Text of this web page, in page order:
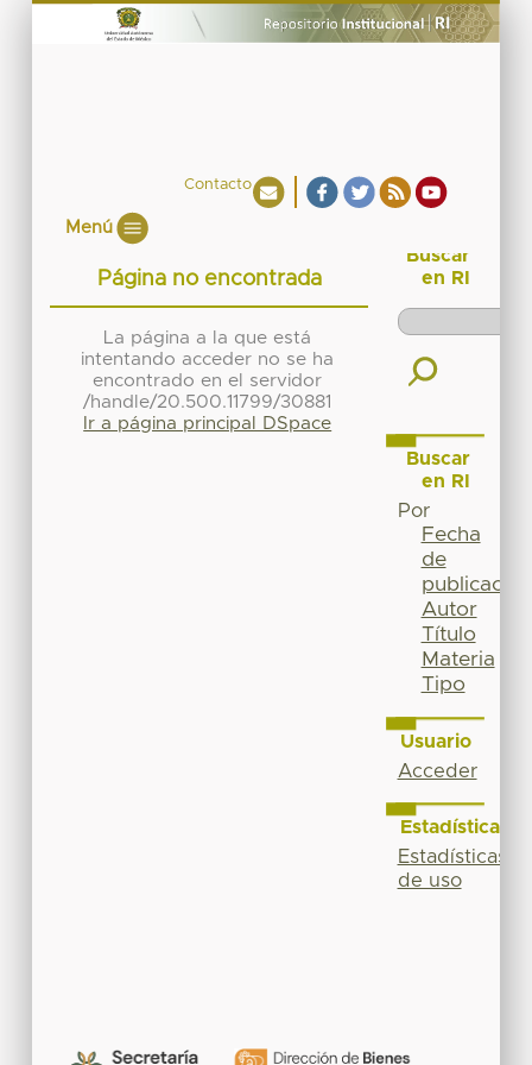
Contacto
Menú
Página no encontrada
La página a la que está
intentando acceder no se ha
encontrado en el servidor
/handle/20.500.11799/30881
Ir a página principal DSpace
Buscar
en RI
Buscar
en RI
Por
Fecha
de
publicación
Autor
Título
Materia
Tipo
Usuario
Acceder
Estadísticas
Estadísticas
de uso